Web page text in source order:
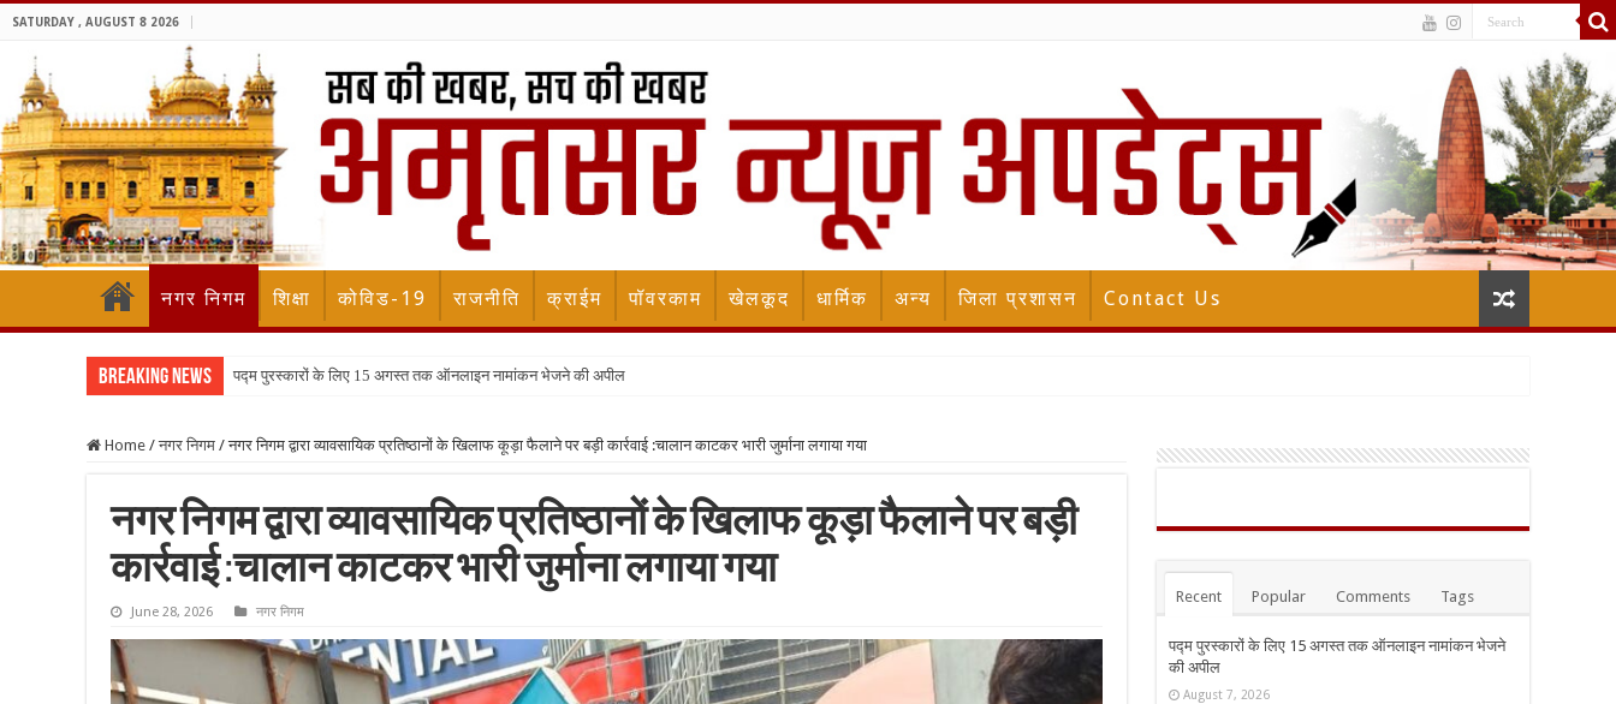
SATURDAY , AUGUST 8 2026
नगर निगम शिक्षा कोविड-19 राजनीति क्राईम पॉवरकाम खेलकूद धार्मिक अन्य जिला प्रशासन Contact Us
Breaking News पद्म पुरस्कारों के लिए 15 अगस्त तक ऑनलाइन नामांकन भेजने की अपील
Home / नगर निगम / नगर निगम द्वारा व्यावसायिक प्रतिष्ठानों के खिलाफ कूड़ा फैलाने पर बड़ी कार्रवाई :चालान काटकर भारी जुर्माना लगाया गया
नगर निगम द्वारा व्यावसायिक प्रतिष्ठानों के खिलाफ कूड़ा फैलाने पर बड़ी
कार्रवाई :चालान काटकर भारी जुर्माना लगाया गया
June 28, 2026 नगर निगम
Recent Popular Comments Tags
पद्म पुरस्कारों के लिए 15 अगस्त तक ऑनलाइन नामांकन भेजने
की अपील
August 7, 2026